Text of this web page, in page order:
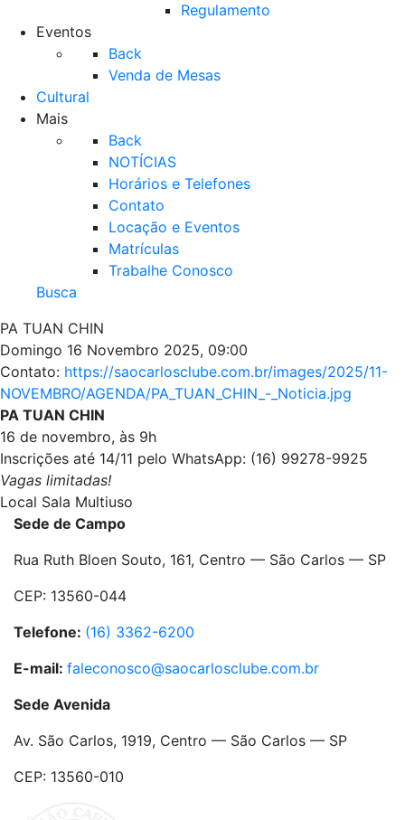
Regulamento
Eventos
Back
Venda de Mesas
Cultural
Mais
Back
NOTÍCIAS
Horários e Telefones
Contato
Locação e Eventos
Matrículas
Trabalhe Conosco
Busca
PA TUAN CHIN
Domingo 16 Novembro 2025, 09:00
Contato: https://saocarlosclube.com.br/images/2025/11-
NOVEMBRO/AGENDA/PA_TUAN_CHIN_-_Noticia.jpg
PA TUAN CHIN
16 de novembro, às 9h
Inscrições até 14/11 pelo WhatsApp: (16) 99278-9925
Vagas limitadas!
Local Sala Multiuso
Sede de Campo
Rua Ruth Bloen Souto, 161, Centro — São Carlos — SP
CEP: 13560-044
Telefone: (16) 3362-6200
E-mail: faleconosco@saocarlosclube.com.br
Sede Avenida
Av. São Carlos, 1919, Centro — São Carlos — SP
CEP: 13560-010